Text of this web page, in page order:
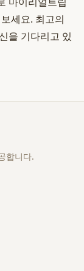
세요. 최고의
을 기다리고 있
합니다.